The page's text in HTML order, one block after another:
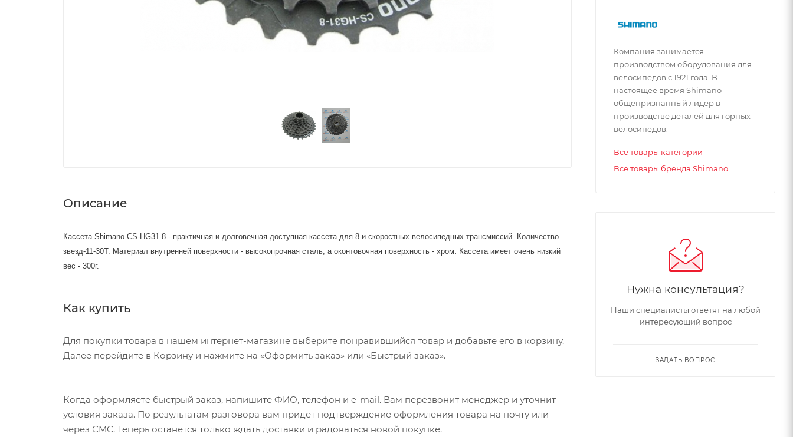
Описание
Кассета Shimano CS-HG31-8 - практичная и долговечная доступная кассета для 8-и скоростных велосипедных трансмиссий. Количество
звезд-11-30Т. Материал внутренней поверхности - высокопрочная сталь, а оконтовочная поверхность - хром. Кассета имеет очень низкий
вес - 300г.
Как купить
Для покупки товара в нашем интернет-магазине выберите понравившийся товар и добавьте его в корзину.
Далее перейдите в Корзину и нажмите на «Оформить заказ» или «Быстрый заказ».
Когда оформляете быстрый заказ, напишите ФИО, телефон и e-mail. Вам перезвонит менеджер и уточнит
условия заказа. По результатам разговора вам придет подтверждение оформления товара на почту или
через СМС. Теперь останется только ждать доставки и радоваться новой покупке.
Компания занимается
производством оборудования для
велосипедов с 1921 года. В
настоящее время Shimano –
общепризнанный лидер в
производстве деталей для горных
велосипедов.
Все товары категории
Все товары бренда Shimano
Нужна консультация?
Наши специалисты ответят на любой
интересующий вопрос
ЗАДАТЬ ВОПРОС